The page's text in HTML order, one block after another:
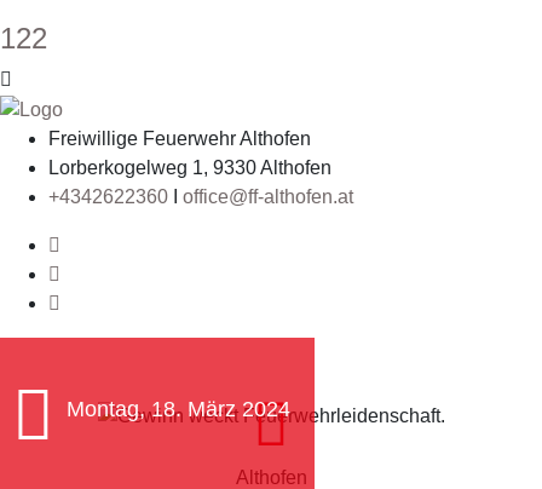
122
Freiwillige Feuerwehr Althofen
Lorberkogelweg 1, 9330 Althofen
+4342622360
office@ff-althofen.at
Montag, 18. März 2024
Althofen